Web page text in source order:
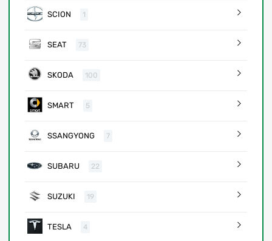
SCION 1
SEAT 73
SKODA 100
SMART 5
SSANGYONG 7
SUBARU 22
SUZUKI 19
TESLA 4